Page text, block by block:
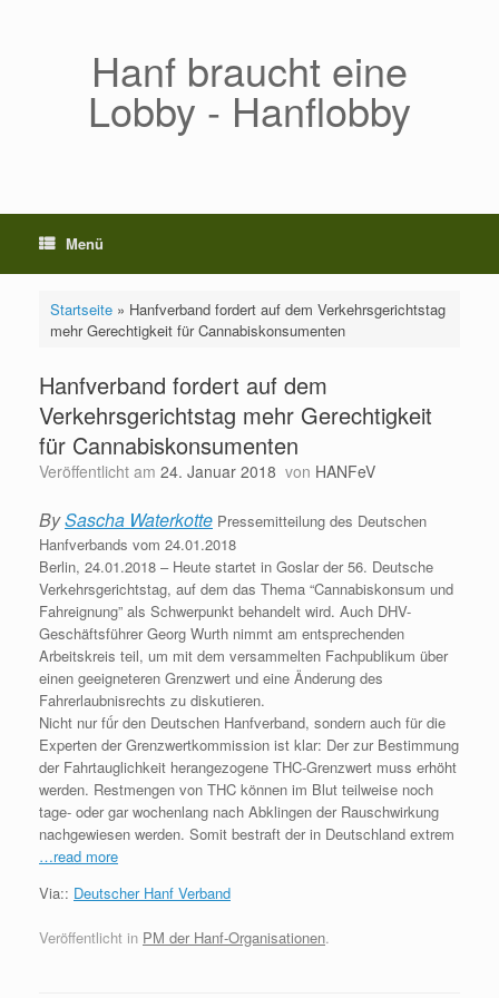
Hanf braucht eine
Lobby - Hanflobby
Menü
Startseite» Hanfverband fordert auf dem Verkehrsgerichtstag
mehr Gerechtigkeit für Cannabiskonsumenten
Hanfverband fordert auf dem
Verkehrsgerichtstag mehr Gerechtigkeit
für Cannabiskonsumenten
Veröffentlicht am 24. Januar 2018 von HANFeV
BySascha Waterkotte Pressemitteilung des Deutschen
Hanfverbands vom 24.01.2018
Berlin, 24.01.2018 – Heute startet in Goslar der 56. Deutsche
Verkehrsgerichtstag, auf dem das Thema “Cannabiskonsum und
Fahreignung” als Schwerpunkt behandelt wird. Auch DHV-
Geschäftsführer Georg Wurth nimmt am entsprechenden
Arbeitskreis teil, um mit dem versammelten Fachpublikum über
einen geeigneteren Grenzwert und eine Änderung des
Fahrerlaubnisrechts zu diskutieren.
Nicht nur fǘr den Deutschen Hanfverband, sondern auch für die
Experten der Grenzwertkommission ist klar: Der zur Bestimmung
der Fahrtauglichkeit herangezogene THC-Grenzwert muss erhöht
werden. Restmengen von THC können im Blut teilweise noch
tage- oder gar wochenlang nach Abklingen der Rauschwirkung
nachgewiesen werden. Somit bestraft der in Deutschland extrem
…read more
Via:: Deutscher Hanf Verband
Veröffentlicht in PM der Hanf-Organisationen.